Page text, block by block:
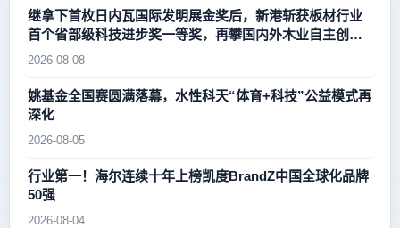
继拿下首枚日内瓦国际发明展金奖后，新港斩获板材行业
首个省部级科技进步奖一等奖，再攀国内外木业自主创新
新高峰
2026-08-08
姚基金全国赛圆满落幕，水性科天“体育+科技”公益模式再
深化
2026-08-05
行业第一！海尔连续十年上榜凯度BrandZ中国全球化品牌
50强
2026-08-04